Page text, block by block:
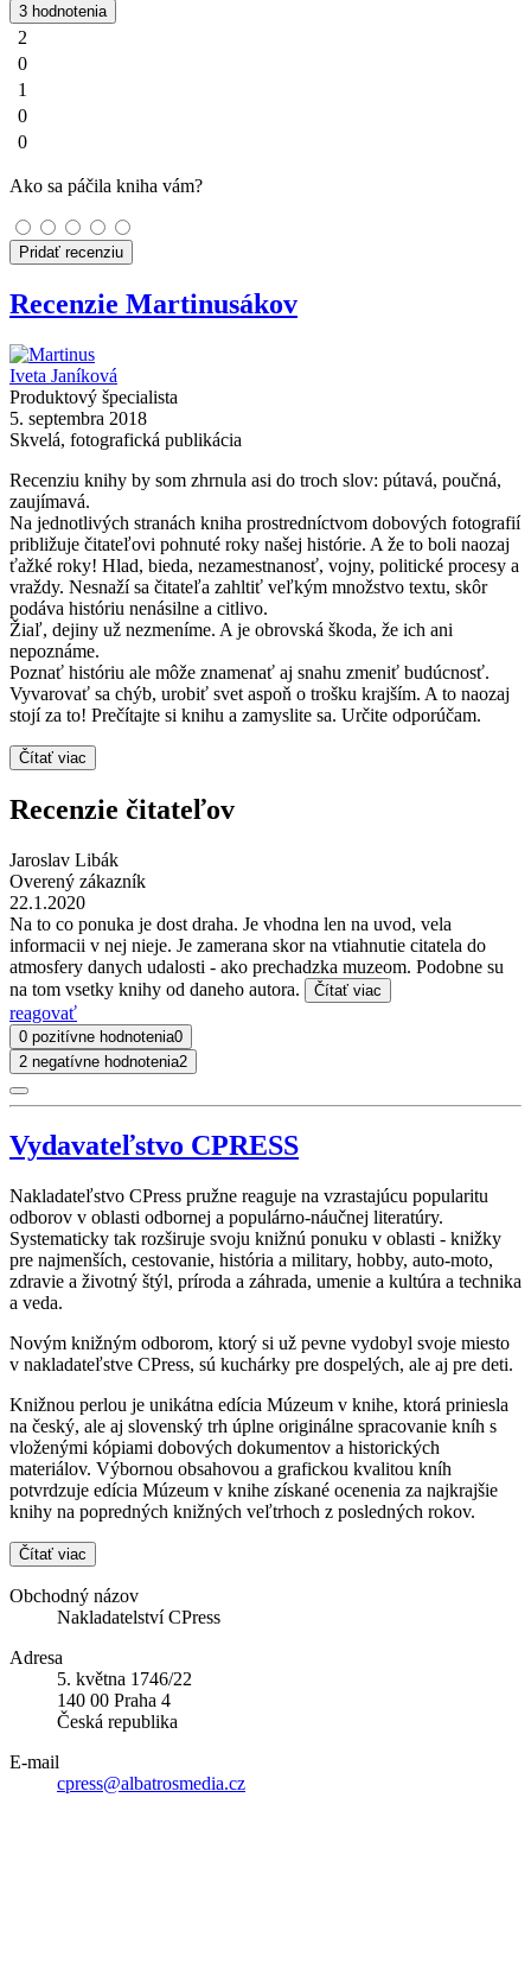
3 hodnotenia
2
0
1
0
0
Ako sa páčila kniha vám?
Pridať recenziu
Recenzie Martinusákov
Iveta Janíková
Produktový špecialista
5. septembra 2018
Skvelá, fotografická publikácia
Recenziu knihy by som zhrnula asi do troch slov: pútavá, poučná,
zaujímavá.
Na jednotlivých stranách kniha prostredníctvom dobových fotografií
približuje čitateľovi pohnuté roky našej histórie. A že to boli naozaj
ťažké roky! Hlad, bieda, nezamestnanosť, vojny, politické procesy a
vraždy. Nesnaží sa čitateľa zahltiť veľkým množstvo textu, skôr
podáva históriu nenásilne a citlivo.
Žiaľ, dejiny už nezmeníme. A je obrovská škoda, že ich ani
nepoznáme.
Poznať históriu ale môže znamenať aj snahu zmeniť budúcnosť.
Vyvarovať sa chýb, urobiť svet aspoň o trošku krajším. A to naozaj
stojí za to! Prečítajte si knihu a zamyslite sa. Určite odporúčam.
Čítať viac
Recenzie čitateľov
Jaroslav Libák
Overený zákazník
22.1.2020
Na to co ponuka je dost draha. Je vhodna len na uvod, vela
informacii v nej nieje. Je zamerana skor na vtiahnutie citatela do
atmosfery danych udalosti - ako prechadzka muzeom. Podobne su
na tom vsetky knihy od daneho autora.
Čítať viac
reagovať
0 pozitívne hodnotenia0
2 negatívne hodnotenia2
Vydavateľstvo CPRESS
Nakladateľstvo CPress pružne reaguje na vzrastajúcu popularitu
odborov v oblasti odbornej a populárno-náučnej literatúry.
Systematicky tak rozširuje svoju knižnú ponuku v oblasti - knižky
pre najmenších, cestovanie, história a military, hobby, auto-moto,
zdravie a životný štýl, príroda a záhrada, umenie a kultúra a technika
a veda.
Novým knižným odborom, ktorý si už pevne vydobyl svoje miesto
v nakladateľstve CPress, sú kuchárky pre dospelých, ale aj pre deti.
Knižnou perlou je unikátna edícia Múzeum v knihe, ktorá priniesla
na český, ale aj slovenský trh úplne originálne spracovanie kníh s
vloženými kópiami dobových dokumentov a historických
materiálov. Výbornou obsahovou a grafickou kvalitou kníh
potvrdzuje edícia Múzeum v knihe získané ocenenia za najkrajšie
knihy na popredných knižných veľtrhoch z posledných rokov.
Čítať viac
Obchodný názov
Nakladatelství CPress
Adresa
5. května 1746/22
140 00 Praha 4
Česká republika
E-mail
cpress@albatrosmedia.cz